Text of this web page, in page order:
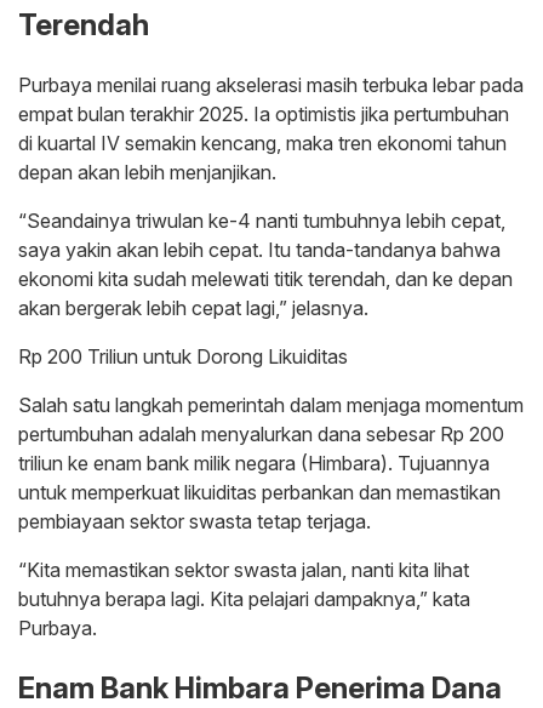
Terendah
Purbaya menilai ruang akselerasi masih terbuka lebar pada
empat bulan terakhir 2025. Ia optimistis jika pertumbuhan
di kuartal IV semakin kencang, maka tren ekonomi tahun
depan akan lebih menjanjikan.
“Seandainya triwulan ke-4 nanti tumbuhnya lebih cepat,
saya yakin akan lebih cepat. Itu tanda-tandanya bahwa
ekonomi kita sudah melewati titik terendah, dan ke depan
akan bergerak lebih cepat lagi,” jelasnya.
Rp 200 Triliun untuk Dorong Likuiditas
Salah satu langkah pemerintah dalam menjaga momentum
pertumbuhan adalah menyalurkan dana sebesar Rp 200
triliun ke enam bank milik negara (Himbara). Tujuannya
untuk memperkuat likuiditas perbankan dan memastikan
pembiayaan sektor swasta tetap terjaga.
“Kita memastikan sektor swasta jalan, nanti kita lihat
butuhnya berapa lagi. Kita pelajari dampaknya,” kata
Purbaya.
Enam Bank Himbara Penerima Dana